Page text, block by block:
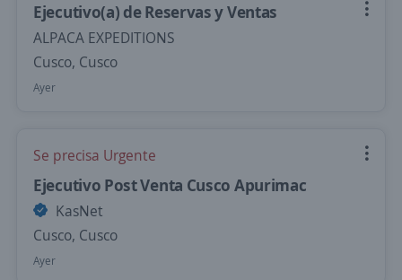
Ejecutivo(a) de Reservas y Ventas
ALPACA EXPEDITIONS
Cusco, Cusco
Ayer
Se precisa Urgente
Ejecutivo Post Venta Cusco Apurimac
KasNet
Cusco, Cusco
Ayer